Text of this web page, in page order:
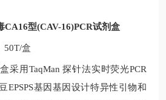
CA16型(CAV-16)PCR试剂盒
50T/盒
采用TaqMan探针法实时荧光PCR
EPSPS基因 基因设计特异性引物和